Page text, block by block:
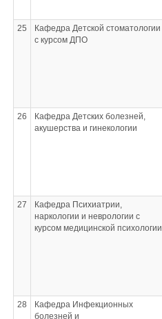
25
Кафедра Детской стоматологии
с курсом ДПО
26
Кафедра Детских болезней,
акушерства и гинекологии
27
Кафедра Психиатрии,
наркологии и неврологии с
курсом медицинской психологии
28
Кафедра Инфекционных
болезней и